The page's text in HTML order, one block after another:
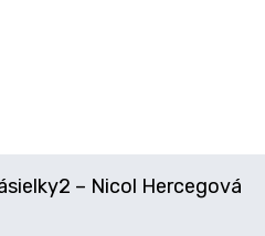
– Nicol Hercegová